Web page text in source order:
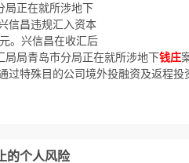
局正在就所涉地下
信昌违规汇入资本
。兴信昌在收汇后
局局青岛市分局正在就所涉地下钱庄
特殊目的公司境外投融资及返程投
的个人风险